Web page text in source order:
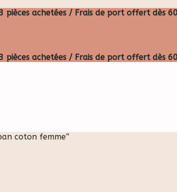
pièces achetées / Frais de port offert dès
pièces achetées / Frais de port offert dès
coton femme”